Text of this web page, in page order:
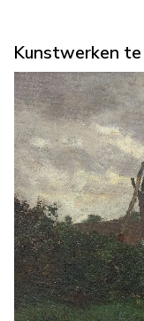
Kunstwerken te